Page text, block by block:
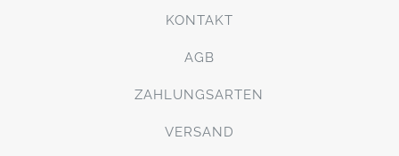
KONTAKT
AGB
ZAHLUNGSARTEN
VERSAND